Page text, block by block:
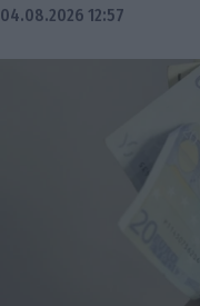
04.08.2026 12:57